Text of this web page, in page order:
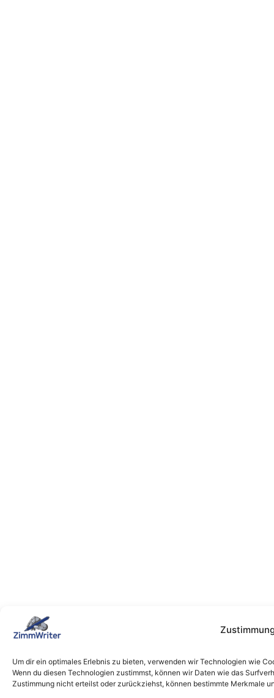
Um dir ein optimales Erlebnis zu bieten, verwenden wir Technologien wie
Wenn du diesen Technologien zustimmst, können wir Daten wie das
Zustimmung nicht erteilst oder zurückziehst, können bestimmte Merkmale